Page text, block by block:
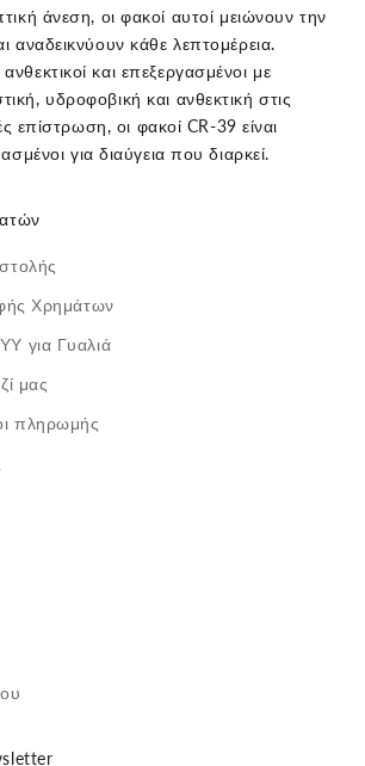
άνεση, οι φακοί αυτοί μειώνουν την
αναδεικνύουν κάθε λεπτομέρεια.
και επεξεργασμένοι με
υδροφοβική και ανθεκτική στις
επίστρωση, οι φακοί CR-39 είναι
για διαύγεια που διαρκεί.
Χρημάτων
για Γυαλιά
μας
πληρωμής